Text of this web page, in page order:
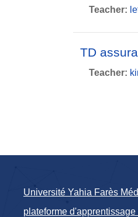
Teacher:
TD
Teacher:
Université Yahia Farès
plateforme